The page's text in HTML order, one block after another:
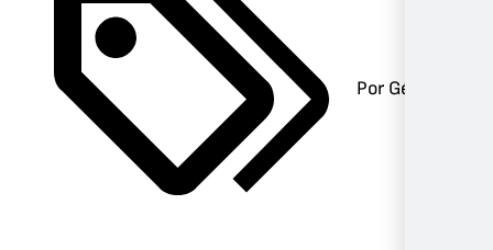
Por Género